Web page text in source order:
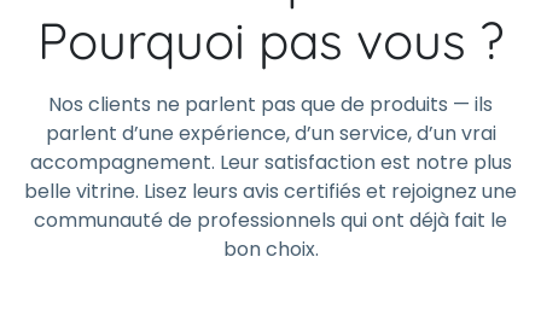
Pourquoi pas vous ?
Nos clients ne parlent pas que de produits — ils
parlent d’une expérience, d’un service, d’un vrai
accompagnement. Leur satisfaction est notre plus
belle vitrine. Lisez leurs avis certifiés et rejoignez une
communauté de professionnels qui ont déjà fait le
bon choix.